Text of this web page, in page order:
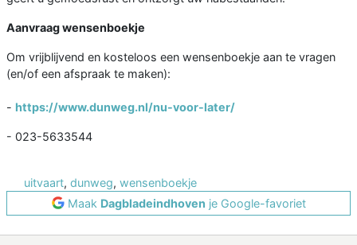
Aanvraag wensenboekje
Om vrijblijvend en kosteloos een wensenboekje aan te vragen
(en/of een afspraak te maken):
- https://www.dunweg.nl/nu-voor-later/
- 023-5633544
uitvaart, dunweg, wensenboekje
Maak Dagbladeindhoven je Google-favoriet